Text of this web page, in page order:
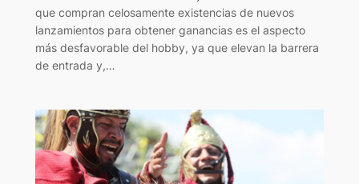
que compran celosamente existencias de nuevos
lanzamientos para obtener ganancias es el aspecto
más desfavorable del hobby, ya que elevan la barrera
de entrada y,…